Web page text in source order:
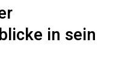
in sein